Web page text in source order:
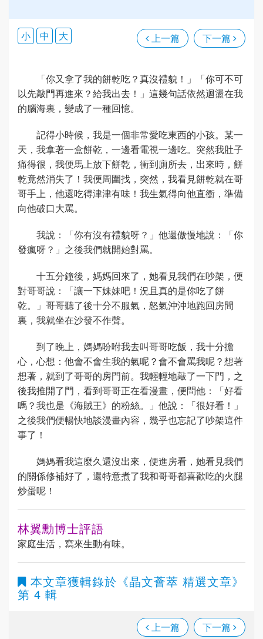
上一篇 下一篇
小 中 大
「你又拿了我的餅乾吃？真沒禮貌！」「你可不可
以先敲門再進來？給我出去！」這幾句話依然迴盪在我
的腦海裏，變成了一種回憶。
記得小時候，我是一個非常愛吃東西的小孩。某一
天，我拿著一盒餅乾，一邊看電視一邊吃。突然我肚子
痛得很，我便馬上放下餅乾，衝到廁所去，出來時，餅
乾竟然消失了！我便周圍找，突然，我看見餅乾就在哥
哥手上，他還吃得津津有味！我生氣得向他直衝，準備
向他破口大罵。
我說：「你有沒有禮貌呀？」他還傲慢地說：「你
發瘋呀？」之後我們就開始對罵。
十五分鐘後，媽媽回來了，她看見我們在吵架，便
對哥哥說：「讓一下妹妹吧！況且真的是你吃了餅
乾。」哥哥聽了後十分不服氣，怒氣沖沖地跑回房間
裏，我就坐在沙發不作聲。
到了晚上，媽媽吩咐我去叫哥哥吃飯，我十分擔
心，心想：他會不會生我的氣呢？會不會罵我呢？想著
想著，就到了哥哥的房門前。我輕輕地敲了一下門，之
後我推開了門，看到哥哥正在看漫畫，便問他：「好看
嗎？我也是《海賊王》的粉絲。」他說：「很好看！」
之後我們便暢快地談漫畫內容，幾乎也忘記了吵架這件
事了！
媽媽看我這麼久還沒出來，便進房看，她看見我們
的關係修補好了，還特意煮了我和哥哥都喜歡吃的火腿
炒蛋呢！
林翼勳博士評語
家庭生活，寫來生動有味。
本文章獲輯錄於 《晶文薈萃 精選文章》
第 4 輯
上一篇 下一篇